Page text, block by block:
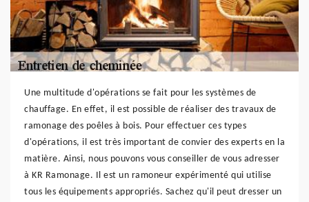
Une multitude d'opérations se fait pour les systèmes de
chauffage. En effet, il est possible de réaliser des travaux de
ramonage des poêles à bois. Pour effectuer ces types
d'opérations, il est très important de convier des experts en la
matière. Ainsi, nous pouvons vous conseiller de vous adresser
à KR Ramonage. Il est un ramoneur expérimenté qui utilise
tous les équipements appropriés. Sachez qu'il peut dresser un